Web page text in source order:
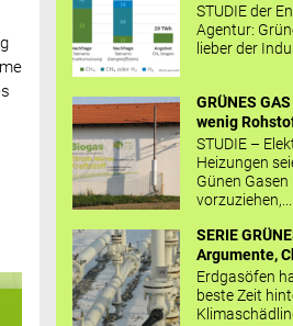
STUDIE der
Agentur:
lieber der
GRÜNES
wenig
STUDIE –
Heizungen
Günen Gasen
vorzuziehen,...
SERIE
Argumente,
Erdgasöfen
beste Zeit